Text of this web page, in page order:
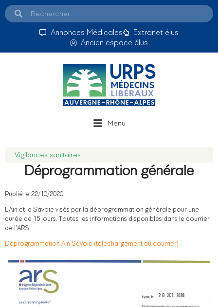
Annonces Médicales
Extranet élus
Ancien espace élus
Menu
Vigilances sanitaires
Déprogrammation générale
Publié le 22/10/2020
L’Ain et la Savoie visés par la déprogrammation générale pour une
durée de 15 jours. Toutes les informations disponibles dans le courrier
de l’ARS.
Déprogrammation Ain Savoie (téléchargement du courrier)